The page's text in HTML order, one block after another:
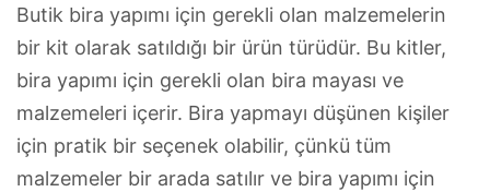
Butik bira yapımı için gerekli olan malzemelerin
bir kit olarak satıldığı bir ürün türüdür. Bu kitler,
bira yapımı için gerekli olan bira mayası ve
malzemeleri içerir. Bira yapmayı düşünen kişiler
için pratik bir seçenek olabilir, çünkü tüm
malzemeler bir arada satılır ve bira yapımı için